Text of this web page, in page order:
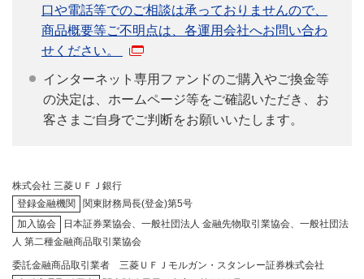
口や電話等でのご相談は承っておりませんので、
商品概要等ご不明点は、各運用会社へお問い合わ
せください。
インターネット専用ファンドのご購入やご換金等
の決定は、ホームページ等をご確認いただき、お
客さまご自身でご判断をお願いいたします。
株式会社 三菱ＵＦＪ銀行
登録金融機関
関東財務局長(登金)第5号
加入協会
日本証券業協会、一般社団法人 金融先物取引業協会、一般社団法
人 第二種金融商品取引業協会
委託金融商品取引業者 三菱ＵＦＪモルガン・スタンレー証券株式会社